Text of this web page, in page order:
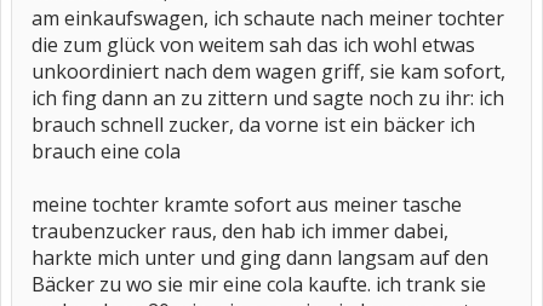
am einkaufswagen, ich schaute nach meiner tochter
die zum glück von weitem sah das ich wohl etwas
unkoordiniert nach dem wagen griff, sie kam sofort,
ich fing dann an zu zittern und sagte noch zu ihr: ich
brauch schnell zucker, da vorne ist ein bäcker ich
brauch eine cola
meine tochter kramte sofort aus meiner tasche
traubenzucker raus, den hab ich immer dabei,
harkte mich unter und ging dann langsam auf den
Bäcker zu wo sie mir eine cola kaufte. ich trank sie